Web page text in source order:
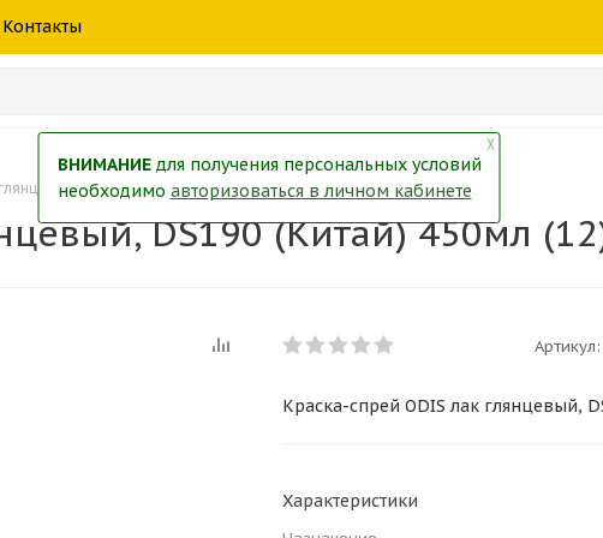
Контакты
DS190 (Китай) 450мл (12)
DS190 (Китай) 450мл
Артикул:
Краска-спрей ODIS лак глянцевый,
Характеристики
╳
ВНИМАНИЕдля получения персональных условий
необходимо авторизоваться в личном кабинете